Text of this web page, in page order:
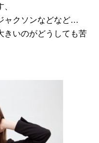
ャクソンなどなど…
きいのがどうしても苦